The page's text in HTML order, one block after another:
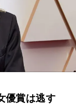
優賞は逃す